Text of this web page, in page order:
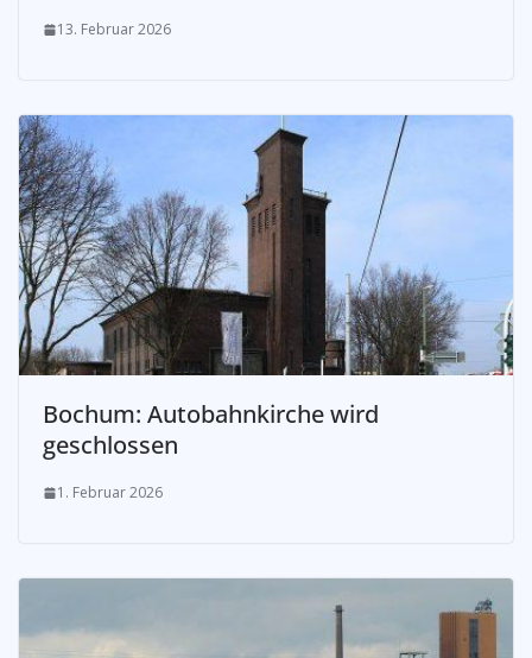
13. Februar 2026
Bochum: Autobahnkirche wird
geschlossen
1. Februar 2026